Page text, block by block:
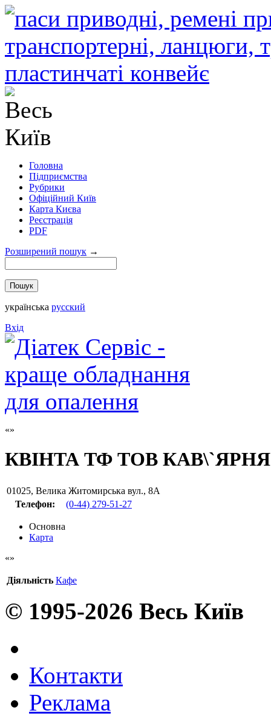
Головна
Підприємства
Рубрики
Офіційний Київ
Карта Києва
Реєстрація
PDF
Розширений пошук →
українська русский
Вхід
КВІНТА ТФ ТОВ КАВ\`ЯРНЯ
01025, Велика Житомирська вул., 8А
Телефон:
(0-44) 279-51-27
Основна
Карта
Діяльність Кафе
© 1995-2026 Весь Київ
Контакти
Реклама